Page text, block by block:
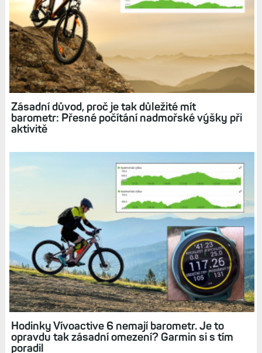
Zásadní důvod, proč je tak důležité mít
barometr: Přesné počítání nadmořské výšky při
aktivitě
Hodinky Vívoactive 6 nemají barometr. Je to
opravdu tak zásadní omezení? Garmin si s tím
poradil